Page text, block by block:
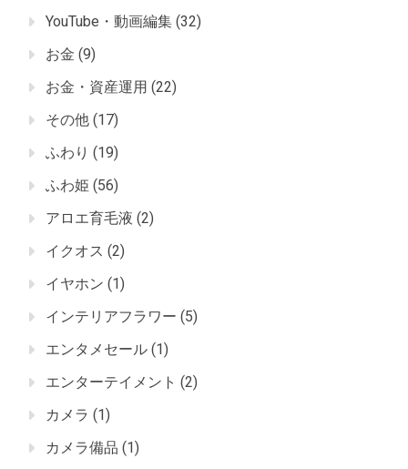
YouTube・動画編集 (32)
お金 (9)
お金・資産運用 (22)
その他 (17)
ふわり (19)
ふわ姫 (56)
アロエ育毛液 (2)
イクオス (2)
イヤホン (1)
インテリアフラワー (5)
エンタメセール (1)
エンターテイメント (2)
カメラ (1)
カメラ備品 (1)